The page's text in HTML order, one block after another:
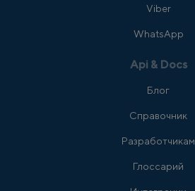
Viber
WhatsApp
Api & Docs
Блог
Справочник
Разработчикам
Глоссарий